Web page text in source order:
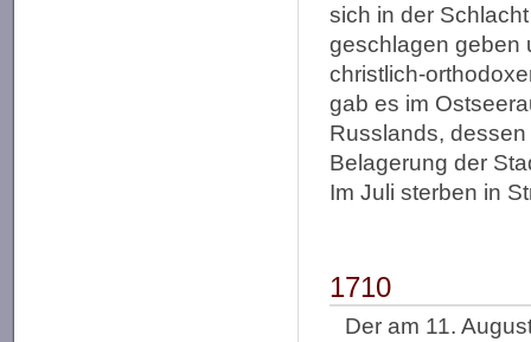
sich in der
geschlagen geben
christlich-
gab es im
Russlands,
Belagerung der
Im Juli sterben in
1710
Der am 11.